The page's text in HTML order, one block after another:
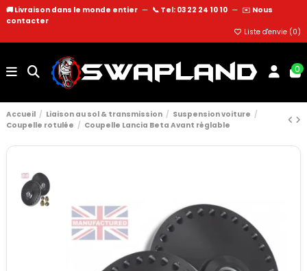
🚚 Livraison dans le monde entier — 📞 Tel: 03 22 24 10 10 — ✉️ Nous
contacter
Liste d'envie (0)
0
Accueil Liaison au sol & transmission
Suspension voiture
Coupelle rotulée
Coupelle Lancia Beta Avant réglable